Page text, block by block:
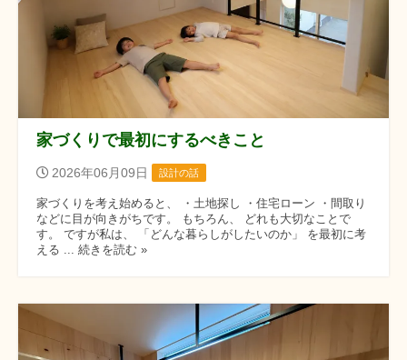
家づくりで最初にするべきこと
2026年06月09日 設計の話
家づくりを考え始めると、 ・土地探し ・住宅ローン ・間取り
などに目が向きがちです。 もちろん、 どれも大切なことで
す。 ですが私は、 「どんな暮らしがしたいのか」 を最初に考
える ... 続きを読む »